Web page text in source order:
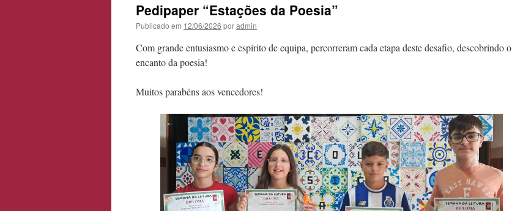
Pedipaper “Estações da Poesia”
Publicado em 12/06/2026 poradmin
Com grande entusiasmo e espírito de equipa, percorreram cada etapa deste desafio, descobrindo o
encanto da poesia!
Muitos parabéns aos vencedores!